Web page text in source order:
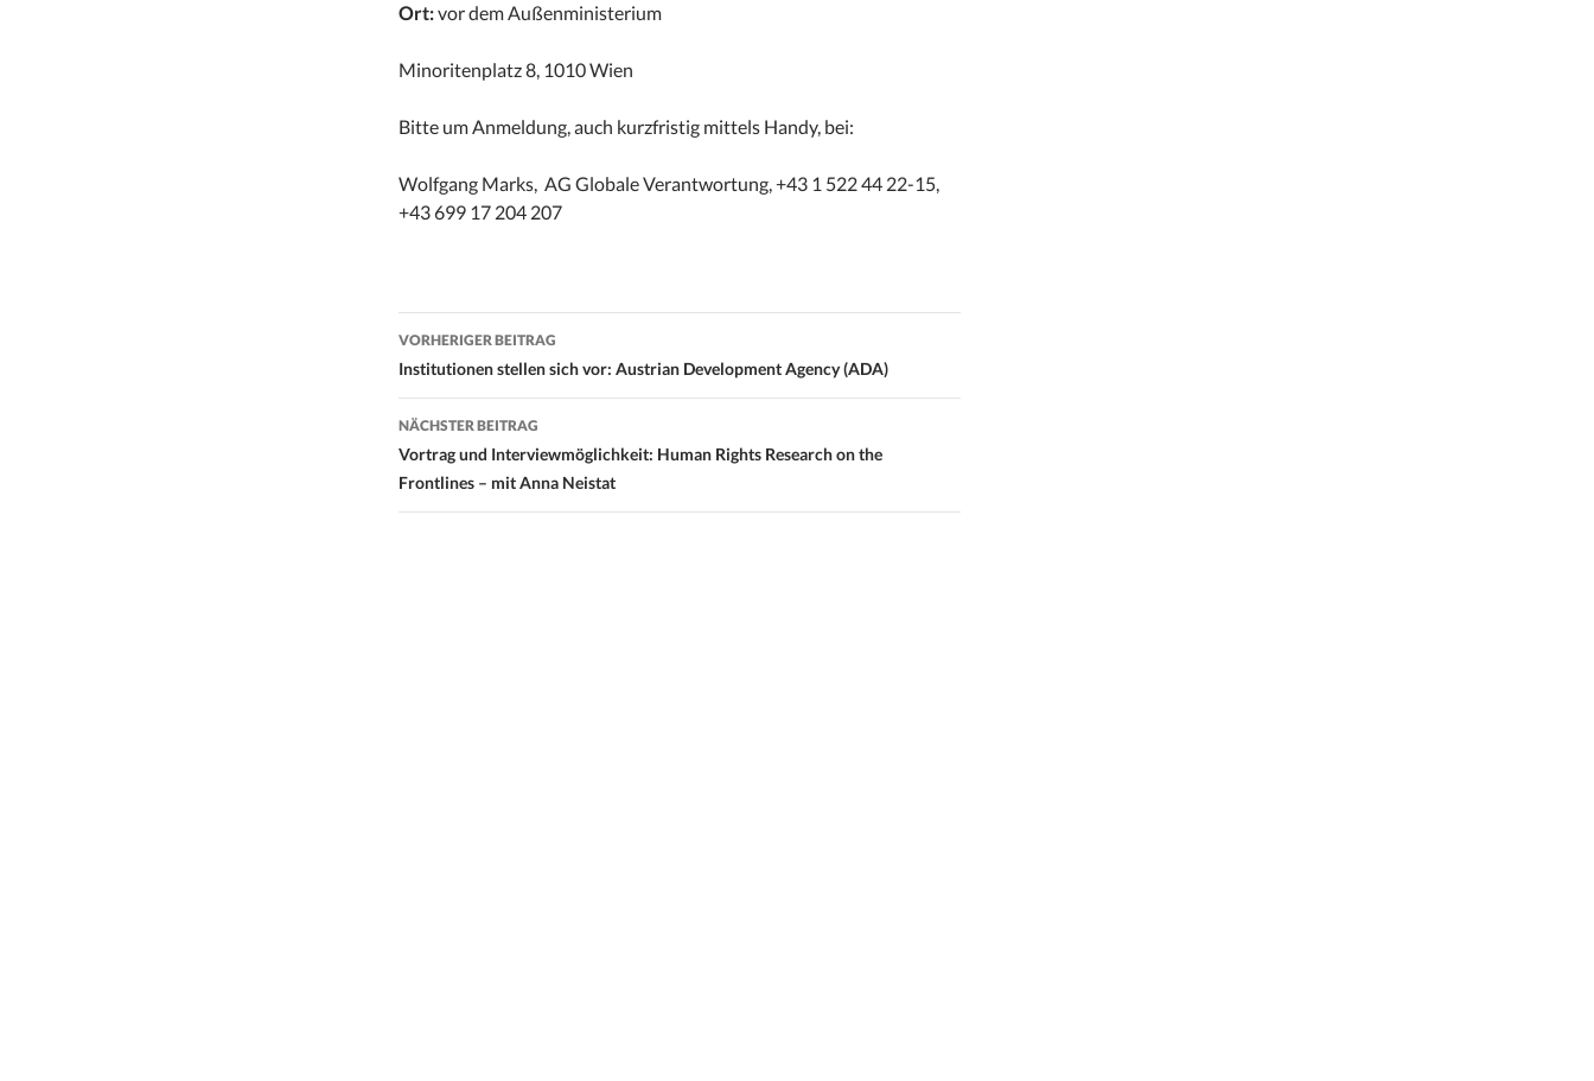
Ort:vor dem Außenministerium
Minoritenplatz 8, 1010 Wien
Bitte um Anmeldung, auch kurzfristig mittels Handy, bei:
Wolfgang Marks, AG Globale Verantwortung, +43 1 522 44 22-15,
+43 699 17 204 207
Beitrags-
Navigation
VORHERIGER BEITRAG
Institutionen stellen sich vor: Austrian Development Agency (ADA)
NÄCHSTER BEITRAG
Vortrag und Interviewmöglichkeit: Human Rights Research on the
Frontlines – mit Anna Neistat